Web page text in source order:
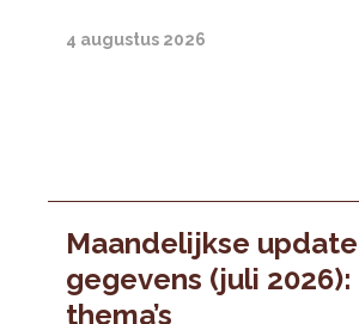
4 augustus 2026
Maandelijkse
gegevens (juli
thema’s